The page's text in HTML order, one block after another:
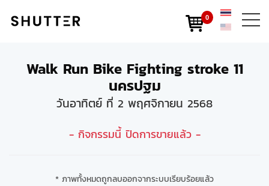
0
Walk Run Bike Fighting stroke 11
นครปฐม
วันอาทิตย์ ที่ 2 พฤศจิกายน 2568
- กิจกรรมนี้ ปิดการขายแล้ว -
* ภาพทั้งหมดถูกลบออกจากระบบเรียบร้อยแล้ว